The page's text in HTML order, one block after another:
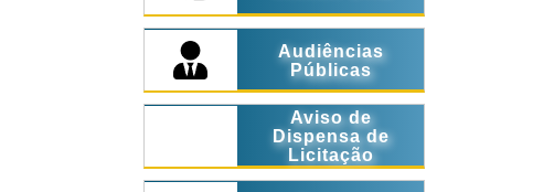
Audiências
Públicas
Aviso de
Dispensa de
Licitação